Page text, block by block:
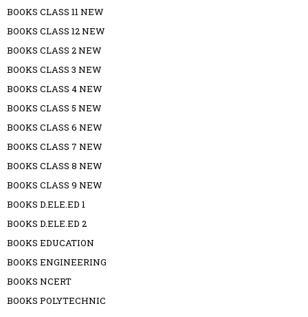
BOOKS CLASS 11 NEW
BOOKS CLASS 12 NEW
BOOKS CLASS 2 NEW
BOOKS CLASS 3 NEW
BOOKS CLASS 4 NEW
BOOKS CLASS 5 NEW
BOOKS CLASS 6 NEW
BOOKS CLASS 7 NEW
BOOKS CLASS 8 NEW
BOOKS CLASS 9 NEW
BOOKS D.ELE.ED 1
BOOKS D.ELE.ED 2
BOOKS EDUCATION
BOOKS ENGINEERING
BOOKS NCERT
BOOKS POLYTECHNIC